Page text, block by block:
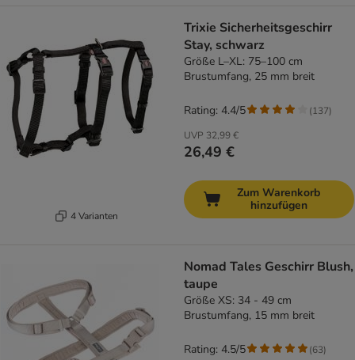
4 Varianten
Trixie Sicherheitsgeschirr
Stay, schwarz
Größe L–XL: 75–100 cm
Brustumfang, 25 mm breit
UVP 32,99 €
26,49 €
Rating: 4.4/5 (137)
Zum Warenkorb
hinzufügen
Nomad Tales Geschirr Blush,
taupe
Größe XS: 34 - 49 cm
Brustumfang, 15 mm breit
Rating: 4.5/5 (63)